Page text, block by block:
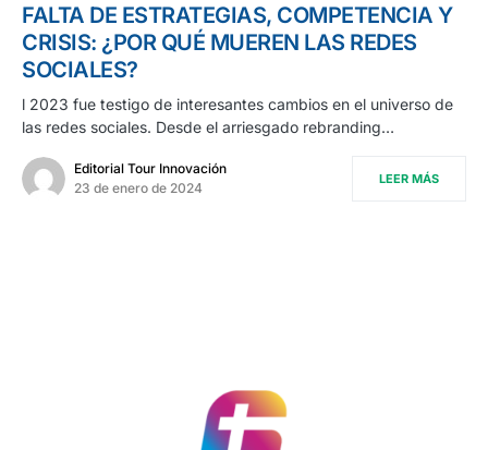
FALTA DE ESTRATEGIAS, COMPETENCIA Y
CRISIS: ¿POR QUÉ MUEREN LAS REDES
SOCIALES?
l 2023 fue testigo de interesantes cambios en el universo de
las redes sociales. Desde el arriesgado rebranding…
Editorial Tour Innovación
23 de enero de 2024
LEER MÁS